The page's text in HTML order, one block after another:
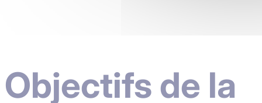
Objectifs de la